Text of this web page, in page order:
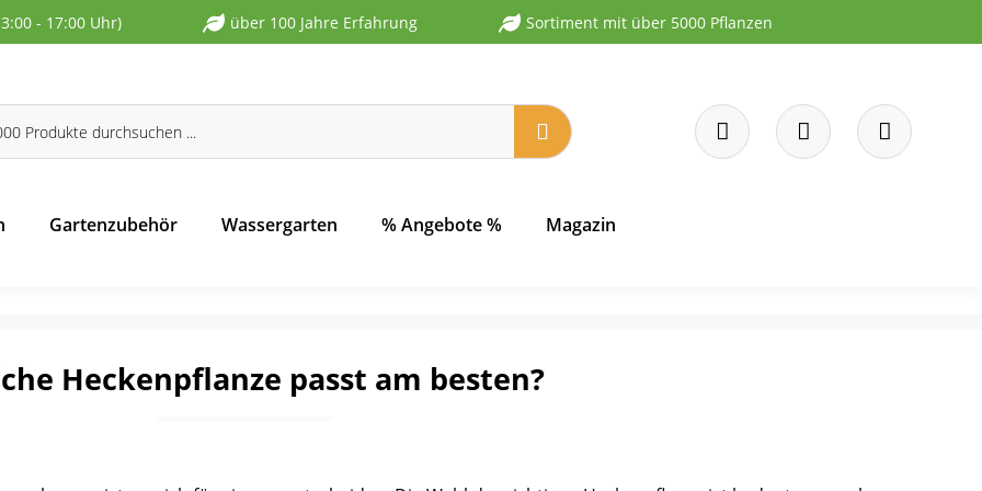
- 17:00 Uhr) über 100 Jahre Erfahrung Sortiment mit über 5000 Pflanzen
Gartenzubehör Wassergarten % Angebote % Magazin
Heckenpflanze passt am besten?